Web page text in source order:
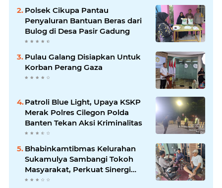
Polsek Cikupa Pantau
Penyaluran Bantuan Beras dari
Bulog di Desa Pasir Gadung
Pulau Galang Disiapkan Untuk
Korban Perang Gaza
Patroli Blue Light, Upaya KSKP
Merak Polres Cilegon Polda
Banten Tekan Aksi Kriminalitas
Bhabinkamtibmas Kelurahan
Sukamulya Sambangi Tokoh
Masyarakat, Perkuat Sinergi
Jaga Kamtibmas